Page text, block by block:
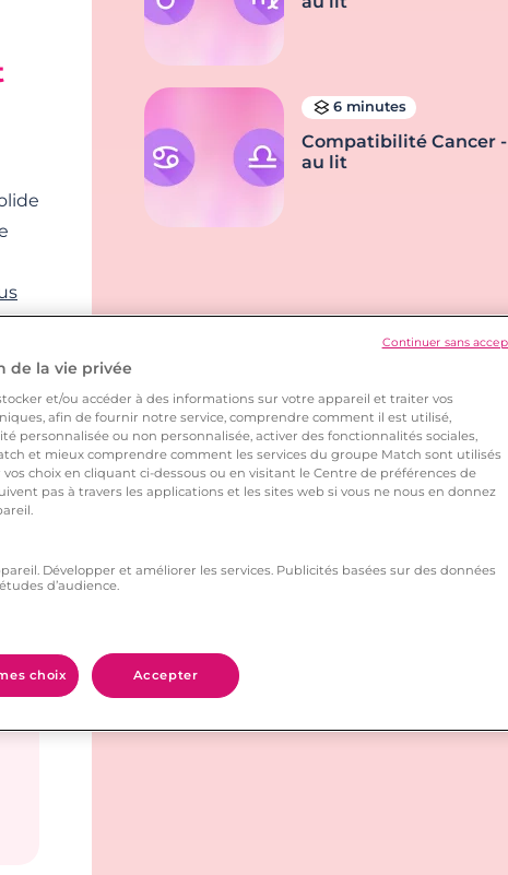
à
6 minutes
Compatibilité Cancer
au lit
de la vie privée
et/ou accéder à des informations sur votre appareil et traiter vos
afin de fournir notre service, comprendre comment il est utilisé,
personnalisée ou non personnalisée, activer des fonctionnalités sociales,
et mieux comprendre comment les services du groupe Match sont utilisés
choix en cliquant ci-dessous ou en visitant le Centre de préférences de
pas à travers les applications et les sites web si vous ne nous en donnez
Développer et améliorer les services. Publicités basées sur des données
d’audience.
choix Accepter
Continuer sans